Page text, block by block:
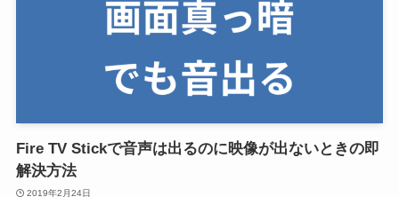
Fire TV Stickで音声は出るのに映像が出ないときの即
解決方法
2019年2月24日